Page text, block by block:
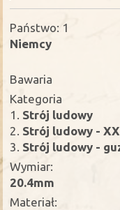
Państwo: 1
Niemcy
Bawaria
Kategoria
1.
Strój ludowy
2. Strój ludowy -
3. Strój ludowy -
Wymiar:
20.4mm
Materiał: